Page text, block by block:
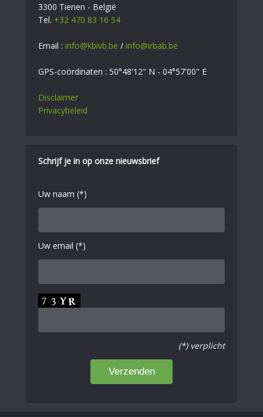
3300 Tienen - België
Tel. +32 470 83 16 54
Email : info@kbivb.be / info@irbab.be
GPS-coördinaten : 50°48'12" N - 04°57'00" E
Disclaimer
Privacybeleid
Schrijf je in op onze nieuwsbrief
Uw naam (*)
Uw email (*)
(*) verplicht